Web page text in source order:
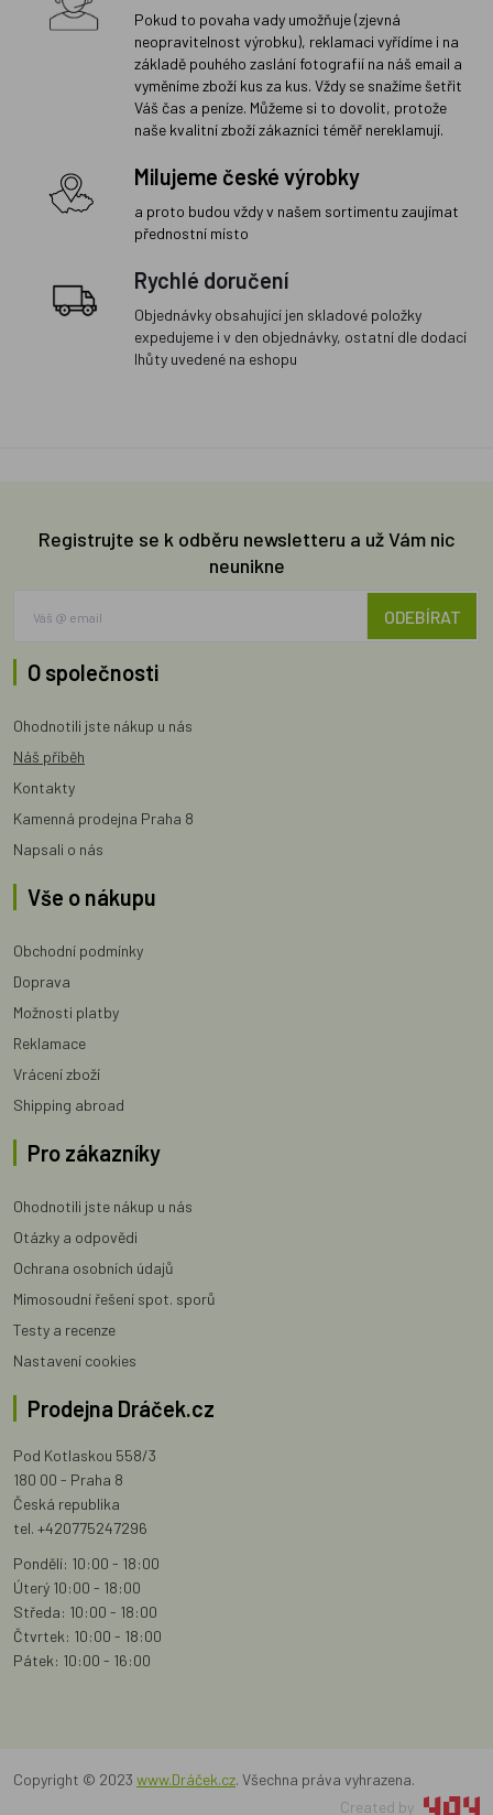
Pokud to povaha vady umožňuje (zjevná
neopravitelnost výrobku), reklamaci vyřídíme i na
základě pouhého zaslání fotografií na náš email a
vyměníme zboží kus za kus. Vždy se snažíme šetřit
Váš čas a peníze. Můžeme si to dovolit, protože
naše kvalitní zboží zákazníci téměř nereklamují.
Milujeme české výrobky
a proto budou vždy v našem sortimentu zaujímat
přednostní místo
Rychlé doručení
Objednávky obsahující jen skladové položky
expedujeme i v den objednávky, ostatní dle dodací
lhůty uvedené na eshopu
Registrujte se k odběru newsletteru a už Vám nic
neunikne
ODEBÍRAT
O společnosti
Ohodnotili jste nákup u nás
Náš příběh
Kontakty
Kamenná prodejna Praha 8
Napsali o nás
Vše o nákupu
Obchodní podmínky
Doprava
Možnosti platby
Reklamace
Vrácení zboží
Shipping abroad
Pro zákazníky
Ohodnotili jste nákup u nás
Otázky a odpovědi
Ochrana osobních údajů
Mimosoudní řešení spot. sporů
Testy a recenze
Nastavení cookies
Prodejna Dráček.cz
Pod Kotlaskou 558/3
180 00 - Praha 8
Česká republika
tel. +420775247296
Pondělí: 10:00 - 18:00
Úterý 10:00 - 18:00
Středa: 10:00 - 18:00
Čtvrtek: 10:00 - 18:00
Pátek: 10:00 - 16:00
Copyright © 2023 www.Dráček.cz. Všechna práva vyhrazena.
Created by